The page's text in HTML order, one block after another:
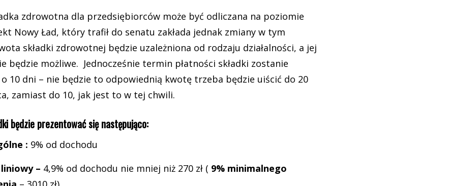
zdrowotna dla przedsiębiorców może być odliczana na poziomie
Nowy Ład, który trafił do senatu zakłada jednak zmiany w tym
składki zdrowotnej będzie uzależniona od rodzaju działalności, a jej
będzie możliwe. Jednocześnie termin płatności składki zostanie
10 dni – nie będzie to odpowiednią kwotę trzeba będzie uiścić do 20
zamiast do 10, jak jest to w tej chwili.
będzie prezentować się następująco:
: 9% od dochodu
– 4,9% od dochodu nie mniej niż 270 zł ( 9% minimalnego